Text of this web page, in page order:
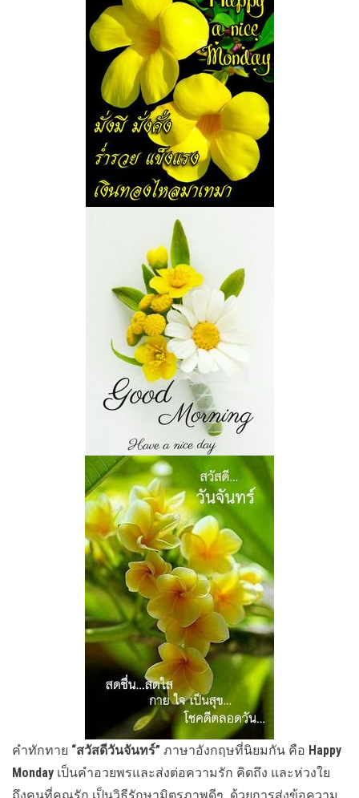
คำทักทาย “สวัสดีวันจันทร์” ภาษาอังกฤษที่นิยมกัน คือ Happy
Monday เป็นคำอวยพรและส่งต่อความรัก คิดถึง และห่วงใย